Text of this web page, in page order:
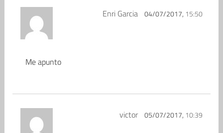
Enri Garcia 04/07/2017, 15:50
Me apunto
victor 05/07/2017, 10:39